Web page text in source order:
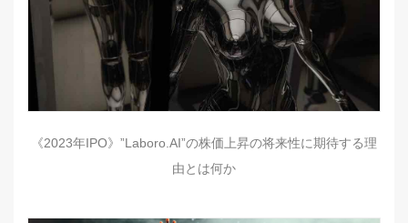
《2023年IPO》”Laboro.AI”の株価上昇の将来性に期待する理
由とは何か